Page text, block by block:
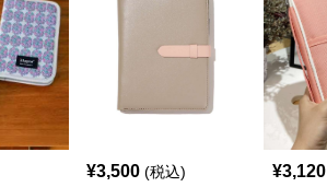
¥3,500 (税込) ¥3,120